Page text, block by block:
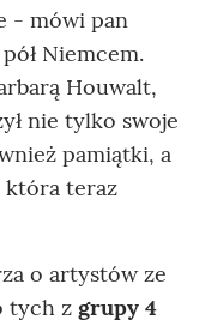
- mówi pan
Niemcem.
Houwalt,
nie tylko swoje
pamiątki, a
która teraz
o artystów ze
tych z grupy 4